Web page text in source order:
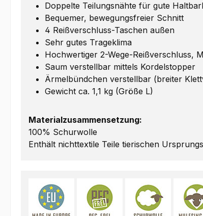
Doppelte Teilungsnähte für gute
Bequemer, bewegungsfreier Schnitt
4 Reißverschluss-Taschen außen
Sehr gutes Trageklima
Hochwertiger 2-Wege-Reißverschluss,
Saum verstellbar mittels Kordelstopper
Ärmelbündchen verstellbar (breiter
Gewicht ca. 1,1 kg (Größe L)
Materialzusammensetzung:
100% Schurwolle
Enthält nichttextile Teile tierischen